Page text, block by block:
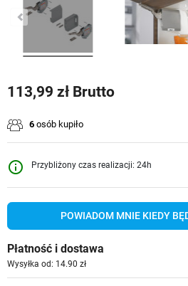
113,99 zł Brutto
6 osób kupiło
info_outline Przybliżony czas realizacji: 24h
POWIADOM MNIE KIEDY
Płatność i dostawa
Wysyłka od: 14.90 zł